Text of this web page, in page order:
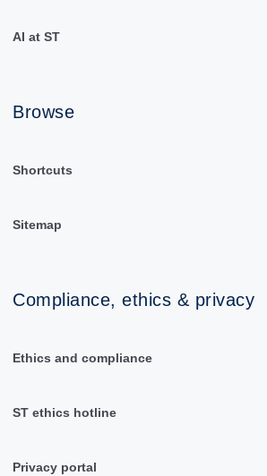
AI at ST
Browse
Shortcuts
Sitemap
Compliance, ethics & privacy
Ethics and compliance
ST ethics hotline
Privacy portal